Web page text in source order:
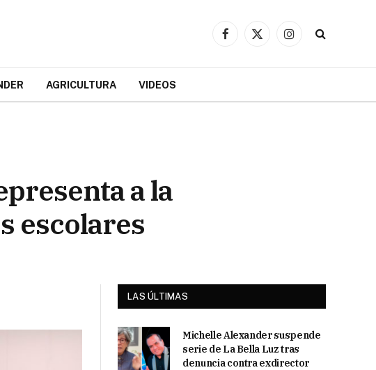
Facebook
X
Instagram
AGRICULTURA VIDEOS
a la
escolares
LAS ÚLTIMAS
Michelle Alexander suspende
serie de La Bella Luz tras
denuncia contra exdirector